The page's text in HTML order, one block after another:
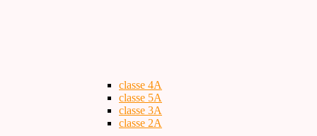
classe 4A
classe 5A
classe 3A
classe 2A